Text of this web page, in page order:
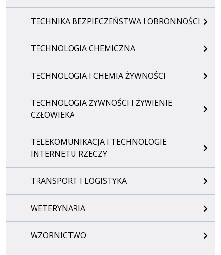
TECHNIKA BEZPIECZEŃSTWA I OBRONNOŚCI
TECHNOLOGIA CHEMICZNA
TECHNOLOGIA I CHEMIA ŻYWNOŚCI
TECHNOLOGIA ŻYWNOŚCI I ŻYWIENIE
CZŁOWIEKA
TELEKOMUNIKACJA I TECHNOLOGIE
INTERNETU RZECZY
TRANSPORT I LOGISTYKA
WETERYNARIA
WZORNICTWO